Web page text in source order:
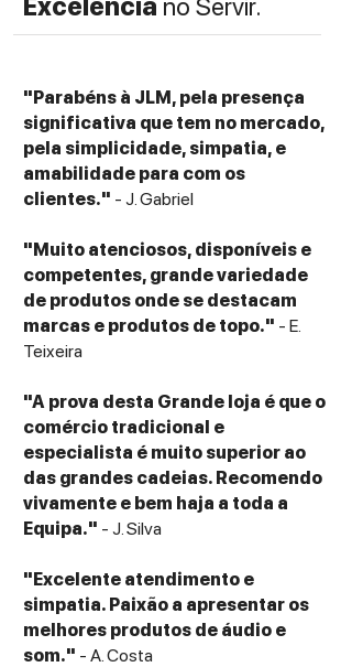
RIAA
DECCA
34dB (Low)
46dB (High)
MC Gain:
54dB (Low)
66dB (High)
290 × 84.5 × 252.5mm (LxHxW)
Weight:
4.5kg
Excelência no Servir.
"Parabéns à JLM, pela presença
significativa que tem no mercado,
pela simplicidade, simpatia, e
amabilidade para com os
clientes." - J. Gabriel
"Muito atenciosos, disponíveis e
competentes, grande variedade
de produtos onde se destacam
marcas e produtos de topo." - E.
Teixeira
"A prova desta Grande loja é que o
comércio tradicional e
especialista é muito superior ao
das grandes cadeias. Recomendo
vivamente e bem haja a toda a
Equipa." - J. Silva
"Excelente atendimento e
simpatia. Paixão a apresentar os
melhores produtos de áudio e
som." - A. Costa